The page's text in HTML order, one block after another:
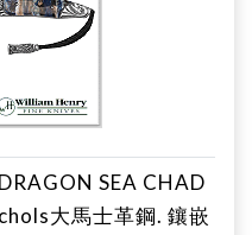
SEA CHAD
大馬士革鋼. 鑲嵌